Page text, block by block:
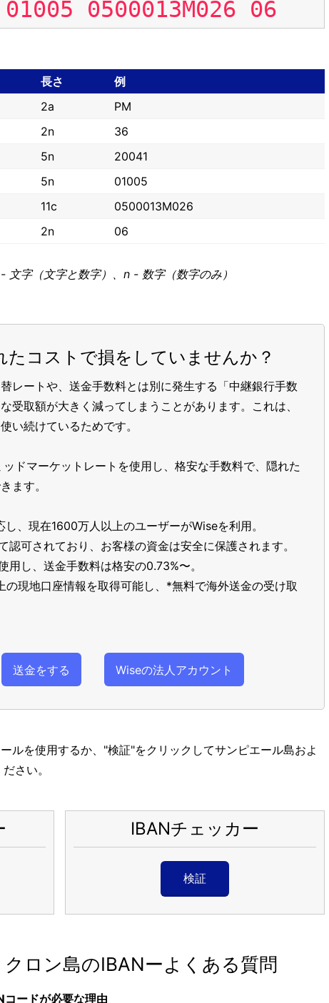
01005 0500013M026 06
長さ
例
2a
PM
2n
36
5n
20041
5n
01005
11c
0500013M026
2n 06
字（文字と数字）、n - 数字（数字のみ）
たコストで損をしていませんか？
レートや、送金手数料とは別に発生する「中継銀行手数
受取額が大きく減ってしまうことがあります。これは、
い続けているためです。
ドマーケットレートを使用し、格安な手数料で、隠れた
ます。
、現在1600万人以上のユーザーがWiseを利用。
認可されており、お客様の資金は安全に保護されます。
し、送金手数料は格安の0.73%〜。
の現地口座情報を取得可能し、*無料で海外送金の受け取
送金をする Wiseの法人アカウント
ルを使用するか、"検証"をクリックしてサンピエール島およ
さい。
IBANチェッカー
検証
ロン島のIBANーよくある質問
ードが必要な理由